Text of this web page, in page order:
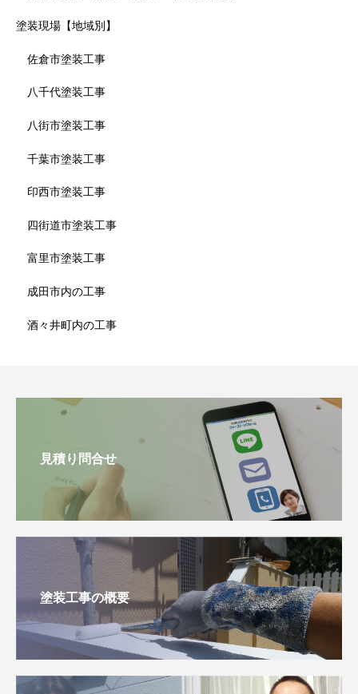
塗装現場【地域別】
佐倉市塗装工事
八千代塗装工事
八街市塗装工事
千葉市塗装工事
印西市塗装工事
四街道市塗装工事
富里市塗装工事
成田市内の工事
酒々井町内の工事
見積り問合せ
塗装工事の概要